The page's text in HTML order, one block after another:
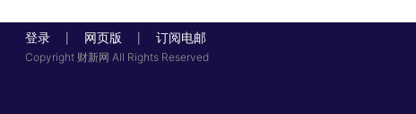
登录 网页版 订阅电邮
Copyright 财新网 All Rights Reserved